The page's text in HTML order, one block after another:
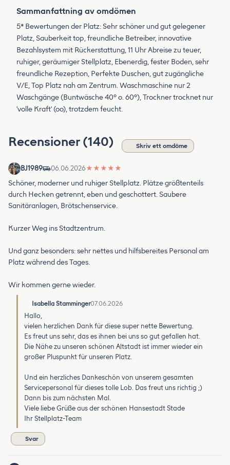
Sammanfattning av omdömen
5* Bewertungen der Platz: Sehr schöner und gut gelegener
Platz, Sauberkeit top, freundliche Betreiber, innovative
Bezahlsystem mit Rückerstattung, 11 Uhr Abreise zu teuer,
ruhiger, geräumiger Stellplatz, Ebenerdig, fester Boden, sehr
freundliche Rezeption, Perfekte Duschen, gut zugängliche
V/E, Top Platz nah am Zentrum. Waschmaschine nur 2
Waschgänge (Buntwäsche 40° o. 60°), Trockner trocknet nur
'volle Kraft' (oo), trotzdem feucht.
Recensioner (140) Skriv ett omdöme
BJ1989 06.06.2026★ ★ ★ ★ ★
Schöner, moderner und ruhiger Stellplatz. Plätze größtenteils
durch Hecken getrennt, eben und geschottert. Saubere
Sanitäranlagen, Brötschenservice.
Kurzer Weg ins Stadtzentrum.
Und ganz besonders: sehr nettes und hilfsbereites Personal am
Platz während des Tages.
Wir kommen gerne wieder.
Isabella Stamminger07.06.2026
Hallo,
vielen herzlichen Dank für diese super nette Bewertung.
Es freut uns sehr, das es ihnen bei uns so gut gefallen hat.
Die Nähe zu unseren schönen Altstadt ist immer wieder ein
großer Pluspunkt für unseren Platz.
Und ein herzliches Dankeschön von unserem gesamten
Servicepersonal für dieses tolle Lob. Das freut uns richtig ;)
Dann bis zum nächsten Mal.
Viele liebe Grüße aus der schönen Hansestadt Stade
Ihr Stellplatz-Team
Svar